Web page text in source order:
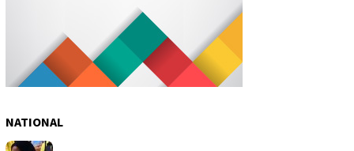
NATIONAL